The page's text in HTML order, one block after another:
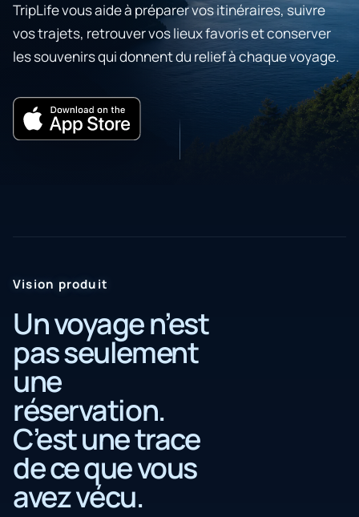
Français
French
Français (Canada)
Deutsch
German
Español
Spanish
Obtenir TripLife
TripLife vous aide à préparer vos itinéraires, suivre
vos trajets, retrouver vos lieux favoris et conserver
les souvenirs qui donnent du relief à chaque voyage.
Vision produit
Un voyage n’est
pas seulement
une
réservation.
C’est une trace
de ce que vous
avez vécu.